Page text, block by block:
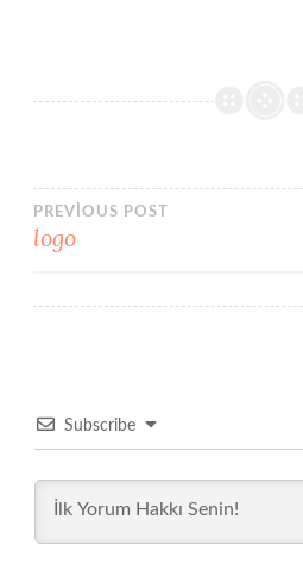
Yazı
PREVIOUS POST
logo
Subscribe